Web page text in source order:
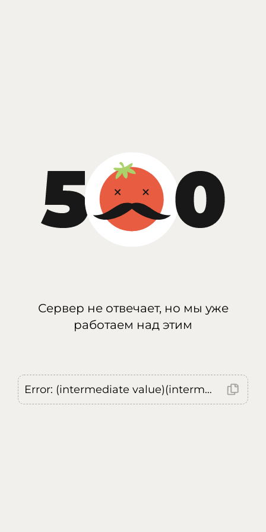
Сервер не отвечает, но мы уже
работаем над этим
Error: (intermediate value)(intermediate value)(intermediate value).replaceAll is not a function